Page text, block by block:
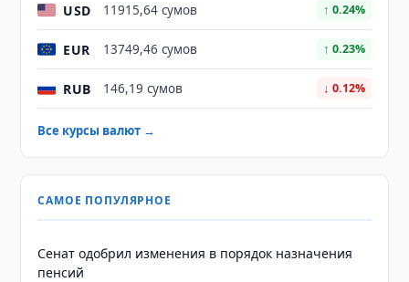
USD 11915,64 сумов ↑ 0.24%
EUR 13749,46 сумов ↑ 0.23%
RUB 146,19 сумов ↓ 0.12%
Все курсы валют →
САМОЕ ПОПУЛЯРНОЕ
Сенат одобрил изменения в порядок назначения
пенсий